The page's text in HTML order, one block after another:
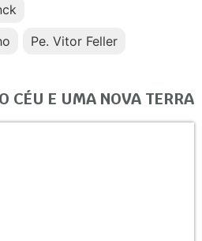
Pe. Vitor Feller
CÉU E UMA NOVA TERRA